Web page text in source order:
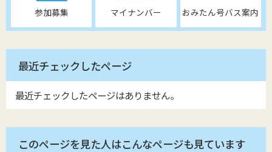
参加募集 マイナンバー おみたん号バス案内
最近チェックしたページ
最近チェックしたページはありません。
このページを見た人はこんなページも見ています